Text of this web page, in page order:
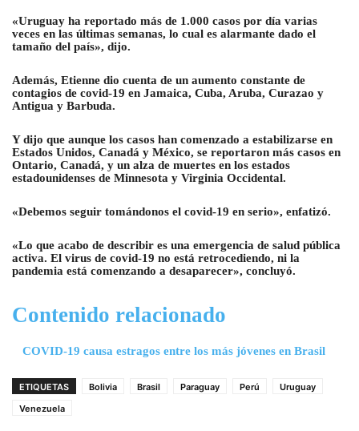
«Uruguay ha reportado más de 1.000 casos por día varias
veces en las últimas semanas, lo cual es alarmante dado el
tamaño del país», dijo.
Además, Etienne dio cuenta de un aumento constante de
contagios de covid-19 en Jamaica, Cuba, Aruba, Curazao y
Antigua y Barbuda.
Y dijo que aunque los casos han comenzado a estabilizarse en
Estados Unidos, Canadá y México, se reportaron más casos en
Ontario, Canadá, y un alza de muertes en los estados
estadounidenses de Minnesota y Virginia Occidental.
«Debemos seguir tomándonos el covid-19 en serio», enfatizó.
«Lo que acabo de describir es una emergencia de salud pública
activa. El virus de covid-19 no está retrocediendo, ni la
pandemia está comenzando a desaparecer», concluyó.
Contenido relacionado
COVID-19 causa estragos entre los más jóvenes en Brasil
ETIQUETAS Bolivia Brasil Paraguay Perú
Uruguay
Venezuela